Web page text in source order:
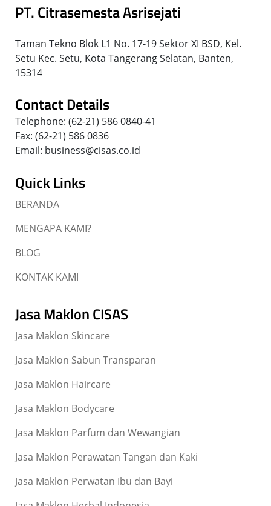
PT. Citrasemesta Asrisejati
Taman Tekno Blok L1 No. 17-19 Sektor XI BSD, Kel.
Setu Kec. Setu, Kota Tangerang Selatan, Banten,
15314
Contact Details
Telephone: (62-21) 586 0840-41
Fax: (62-21) 586 0836
Email: business@cisas.co.id
Quick Links
BERANDA
MENGAPA KAMI?
BLOG
KONTAK KAMI
Jasa Maklon CISAS
Jasa Maklon Skincare
Jasa Maklon Sabun Transparan
Jasa Maklon Haircare
Jasa Maklon Bodycare
Jasa Maklon Parfum dan Wewangian
Jasa Maklon Perawatan Tangan dan Kaki
Jasa Maklon Perwatan Ibu dan Bayi